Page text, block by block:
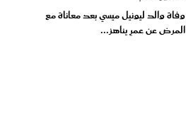
وفاة والد ليونيل ميسي بعد معاناة مع
المرض عن عمرٍ يناهز...